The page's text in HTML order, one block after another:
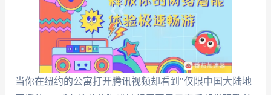
当你在纽约的公寓打开腾讯视频却看到"仅限中国大陆地